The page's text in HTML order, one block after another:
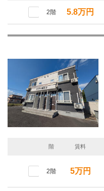
2階 5.8万円
階 賃料
2階 5万円